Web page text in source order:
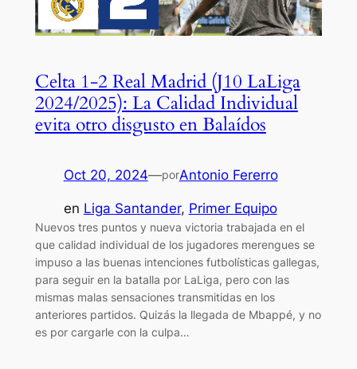
Celta 1-2 Real Madrid (J10 LaLiga
2024/2025): La Calidad Individual
evita otro disgusto en Balaídos
Oct 20, 2024—porAntonio Fererro
en Liga Santander, Primer Equipo
Nuevos tres puntos y nueva victoria trabajada en el
que calidad individual de los jugadores merengues se
impuso a las buenas intenciones futbolísticas gallegas,
para seguir en la batalla por LaLiga, pero con las
mismas malas sensaciones transmitidas en los
anteriores partidos. Quizás la llegada de Mbappé, y no
es por cargarle con la culpa…